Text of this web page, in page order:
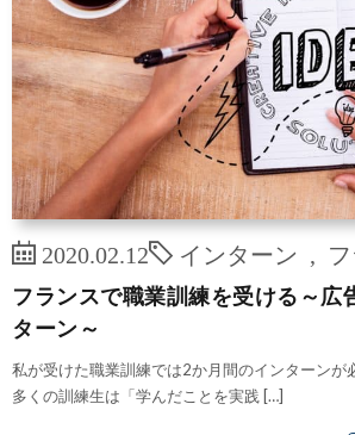
2020.02.12 インターン
フランスで職業訓練を受ける～広
ターン～
私が受けた職業訓練では2か月間のインターンが
多くの訓練生は「学んだことを実践 […]